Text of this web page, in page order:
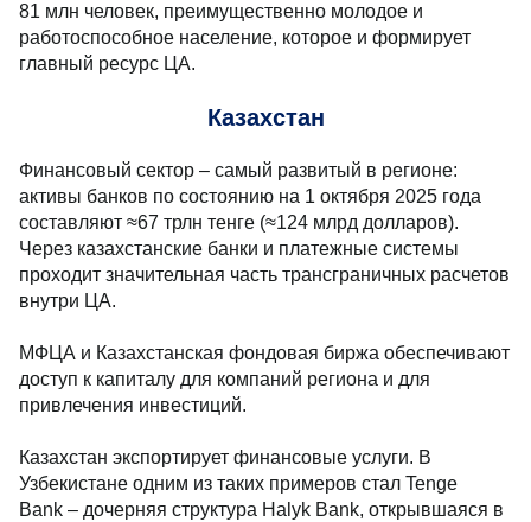
81 млн человек, преимущественно молодое и
работоспособное население, которое и формирует
главный ресурс ЦА.
Казахстан
Финансовый сектор – самый развитый в регионе:
активы банков по состоянию на 1 октября 2025 года
составляют ≈67 трлн тенге (≈124 млрд долларов).
Через казахстанские банки и платежные системы
проходит значительная часть трансграничных расчетов
внутри ЦА.
МФЦА и Казахстанская фондовая биржа обеспечивают
доступ к капиталу для компаний региона и для
привлечения инвестиций.
Казахстан экспортирует финансовые услуги. В
Узбекистане одним из таких примеров стал Tenge
Bank – дочерняя структура Halyk Bank, открывшаяся в